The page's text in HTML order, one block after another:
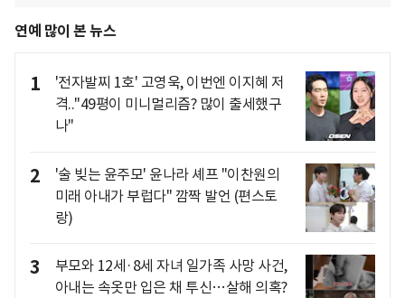
연예 많이 본 뉴스
1
'전자발찌 1호' 고영욱, 이번엔 이지혜 저
격.."49평이 미니멀리즘? 많이 출세했구
나"
2
'술 빚는 윤주모' 윤나라 셰프 "이찬원의
미래 아내가 부럽다" 깜짝 발언 (편스토
랑)
3
부모와 12세·8세 자녀 일가족 사망 사건,
아내는 속옷만 입은 채 투신…살해 의혹?